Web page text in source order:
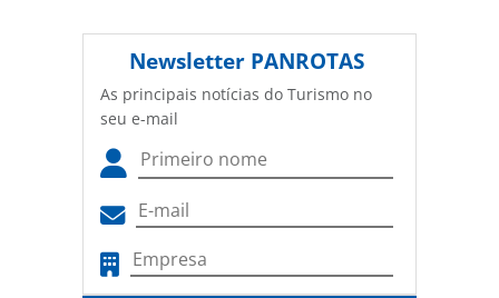
Newsletter PANROTAS
As principais notícias do Turismo no
seu e-mail